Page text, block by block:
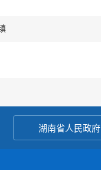
湖南省人民政府